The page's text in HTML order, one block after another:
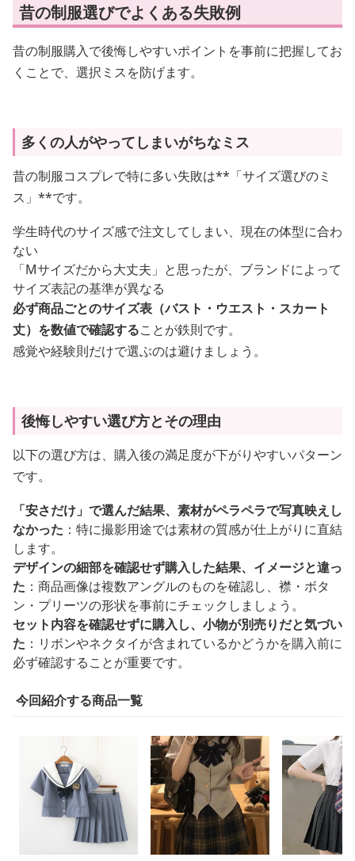
昔の制服選びでよくある失敗例
昔の制服購入で後悔しやすいポイントを事前に把握してお
くことで、選択ミスを防げます。
多くの人がやってしまいがちなミス
昔の制服コスプレで特に多い失敗は**「サイズ選びのミ
ス」**です。
学生時代のサイズ感で注文してしまい、現在の体型に合わ
ない
「Mサイズだから大丈夫」と思ったが、ブランドによって
サイズ表記の基準が異なる
必ず商品ごとのサイズ表（バスト・ウエスト・スカート
丈）を数値で確認することが鉄則です。
感覚や経験則だけで選ぶのは避けましょう。
後悔しやすい選び方とその理由
以下の選び方は、購入後の満足度が下がりやすいパターン
です。
「安さだけ」で選んだ結果、素材がペラペラで写真映えし
なかった ：特に撮影用途では素材の質感が仕上がりに直結
します。
デザインの細部を確認せず購入した結果、イメージと違っ
た ：商品画像は複数アングルのものを確認し、襟・ボタ
ン・プリーツの形状を事前にチェックしましょう。
セット内容を確認せずに購入し、小物が別売りだと気づい
た ：リボンやネクタイが含まれているかどうかを購入前に
必ず確認することが重要です。
今回紹介する商品一覧